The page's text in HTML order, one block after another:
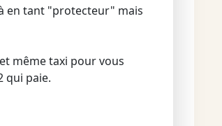
en tant "protecteur" mais
même taxi pour vous
qui paie.